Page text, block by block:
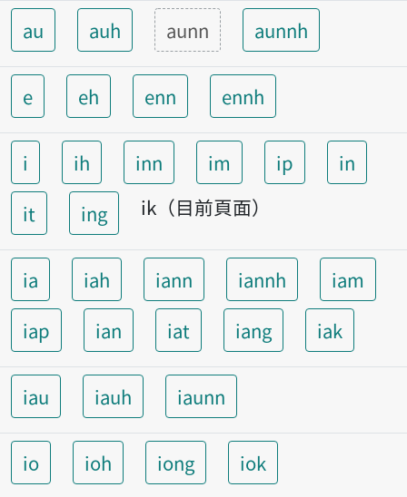
au auh aunn aunnh
e eh enn ennh
i ih inn im ip
in
it
ing ik（目前頁面）
ia iah iann iannh
iam
iap
ian iat iang iak
iau iauh iaunn
io ioh iong iok